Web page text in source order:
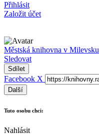
Přihlásit
Založit účet
Městská knihovna v Milevsku
Sledovat
Sdílet
Facebook X
Další
Tuto osobu chci:
Nahlásit